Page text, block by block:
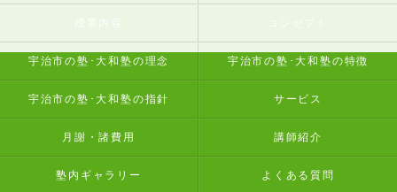
授業内容 コンセプト
宇治市の塾･大和塾の理念 宇治市の塾･大和塾の特徴
宇治市の塾･大和塾の指針 サービス
月謝・諸費用 講師紹介
塾内ギャラリー よくある質問